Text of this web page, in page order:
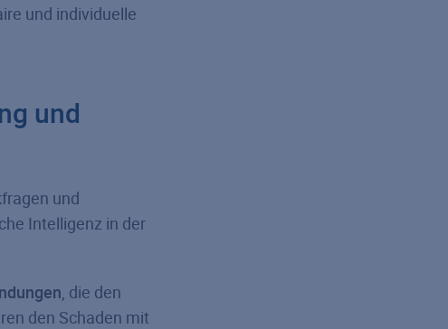
und individuelle
und
und
Intelligenz in der
, die den
den Schaden mit